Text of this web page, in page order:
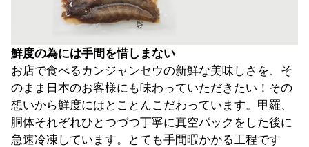
鮮度の為には手間を惜しまない
お店で食べるカンジャンセウの新鮮な美味しさを、そ
のまま日本のお客様にも味わっていただきたい！その
想いから鮮度にはとことんこだわっています。甲羅、
胴体それぞれひとつづつ丁寧に真空パックをした後に
急速冷凍しています。とても手間暇かかる工程です